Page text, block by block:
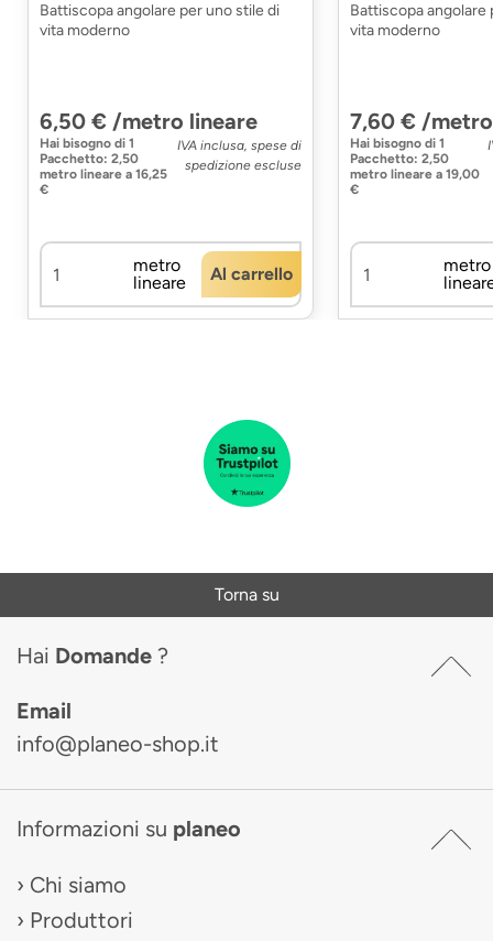
Battiscopa angolare per uno stile di
vita moderno
6,50 € /metro lineare
Hai bisogno di 1
Pacchetto: 2,50
metro lineare a 16,25
€
IVA inclusa, spese di
spedizione escluse
metro
lineare
Al carrello
Battiscopa angolare
vita moderno
7,60 € /
Hai bisogno di 1
Pacchetto: 2,50
metro lineare a 19,00
€
metro
Torna su
Hai Domande ?
Email
info@planeo-shop.it
Informazioni su planeo
Chi siamo
Produttori